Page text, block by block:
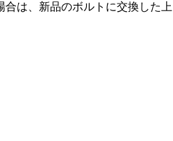
合は、新品のボルトに交換した上